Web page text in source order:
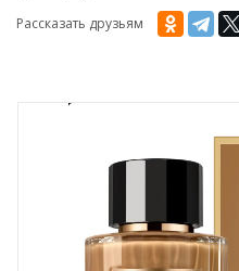
Рассказать друзьям